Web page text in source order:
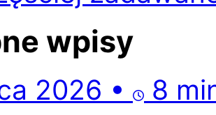
wpisy
2026 • 8